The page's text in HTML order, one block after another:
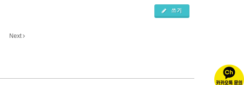
쓰기
Next